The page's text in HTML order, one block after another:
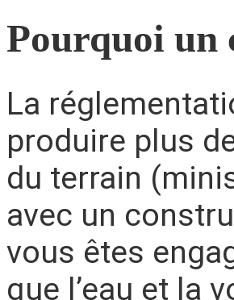
Pourquoi un
La
produire plus
du terrain
avec un
vous êtes
que l’eau et la